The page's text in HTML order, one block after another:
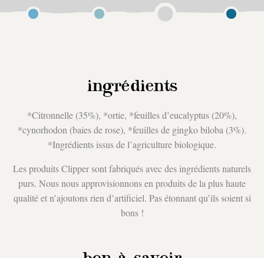
ingrédients
*Citronnelle (35%), *ortie, *feuilles d’eucalyptus (20%),
*cynorhodon (baies de rose), *feuilles de gingko biloba (3%).
*Ingrédients issus de l’agriculture biologique.
Les produits Clipper sont fabriqués avec des ingrédients naturels
purs. Nous nous approvisionnons en produits de la plus haute
qualité et n’ajoutons rien d’artificiel. Pas étonnant qu’ils soient si
bons !